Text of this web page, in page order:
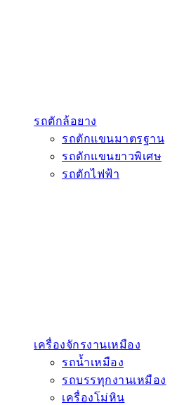
รถตักล้อยาง
รถตักแขนมาตรฐาน
รถตักแขนยาวพิเศษ
รถตักไฟฟ้า
เครื่องจักรงานเหมือง
รถน้ำเหมือง
รถบรรทุกงานเหมือง
เครื่องโม่หิน